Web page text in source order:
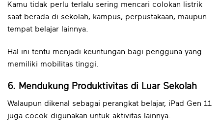
Kamu tidak perlu terlalu sering mencari colokan listrik
saat berada di sekolah, kampus, perpustakaan, maupun
tempat belajar lainnya.
Hal ini tentu menjadi keuntungan bagi pengguna yang
memiliki mobilitas tinggi.
6. Mendukung Produktivitas di Luar Sekolah
Walaupun dikenal sebagai perangkat belajar, iPad Gen 11
juga cocok digunakan untuk aktivitas lainnya.